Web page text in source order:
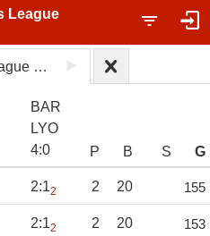
League
Frauen Champions League 2025/26
BAR
LYO
4:0 P B S G
2:12 2 20 155
2:12 2 20 153